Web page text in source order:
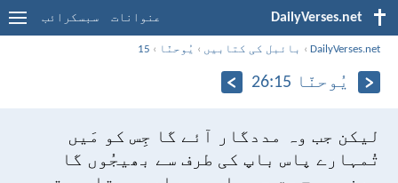
DailyVerses.net عنوانات سبسکرائب
DailyVerses.net
› بائبل کی کتابیں › یُوحنّا ›
15
یُوحنّا 15:‏26
لیکن جب وہ مددگار آئے گا جِس کو مَیں
تُمہارے پاس باپ کی طرف سے بھیجُوں گا